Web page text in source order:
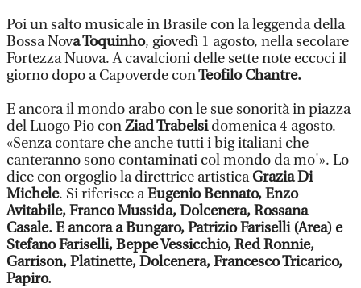
Poi un salto musicale in Brasile con la leggenda della
Bossa Nova Toquinho, giovedì 1 agosto, nella secolare
Fortezza Nuova. A cavalcioni delle sette note eccoci il
giorno dopo a Capoverde conTeofilo Chantre.
E ancora il mondo arabo con le sue sonorità in piazza
del Luogo Pio conZiad Trabelsidomenica 4 agosto.
«Senza contare che anche tutti i big italiani che
canteranno sono contaminati col mondo da mo'». Lo
dice con orgoglio la direttrice artisticaGrazia Di
Michele. Si riferisce aEugenio Bennato, Enzo
Avitabile, Franco Mussida, Dolcenera, Rossana
Casale. E ancora a Bungaro, Patrizio Fariselli (Area) e
Stefano Fariselli, Beppe Vessicchio, Red Ronnie,
Garrison, Platinette, Dolcenera, Francesco Tricarico,
Papiro.